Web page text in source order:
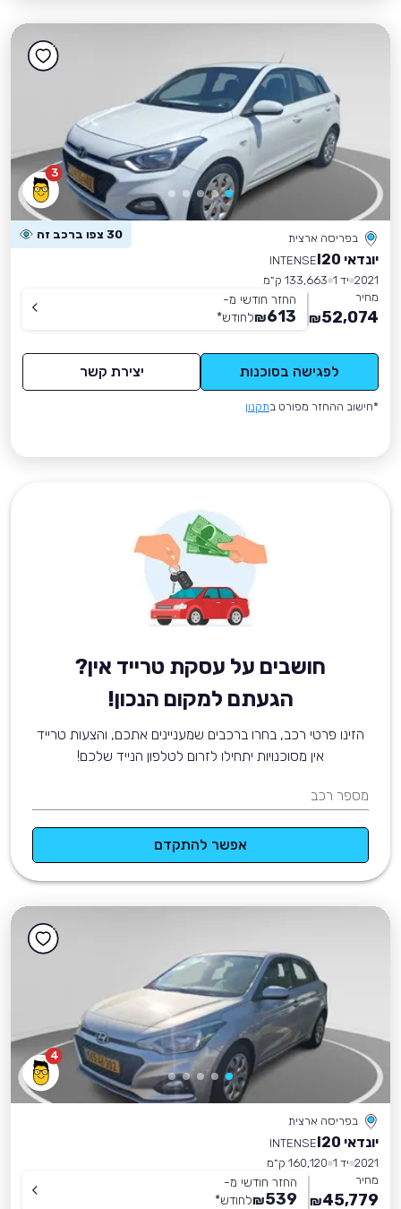
3
בפריסה ארצית 30 צפו ברכב זה
יונדאי I20
INTENSE
2021 יד 1
133,663 ק״מ
מחיר
52,074
₪
החזר חודשי מ-
613
₪לחודש*
לפגישה בסוכנות יצירת קשר
*חישוב ההחזר מפורט בתקנון
חושבים על עסקת טרייד אין?
הגעתם למקום הנכון!
הזינו פרטי רכב, בחרו ברכבים שמעניינים אתכם, והצעות טרייד
אין מסוכנויות יתחילו לזרום לטלפון הנייד שלכם!
מספר רכב
אפשר להתקדם
4
בפריסה ארצית
יונדאי I20
INTENSE
2021 יד 1
160,120 ק״מ
מחיר
45,779
₪
החזר חודשי מ-
539
₪לחודש*